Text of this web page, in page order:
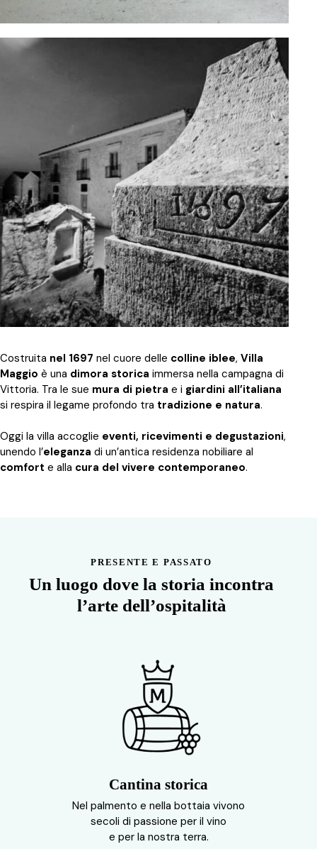
Costruita nel 1697 nel cuore delle colline iblee, Villa
Maggio è una dimora storica immersa nella campagna di
Vittoria. Tra le sue mura di pietra e i giardini all’italiana
si respira il legame profondo tra tradizione e natura.
Oggi la villa accoglie eventi, ricevimenti e degustazioni,
unendo l’eleganza di un’antica residenza nobiliare al
comfort e alla cura del vivere contemporaneo.
PRESENTE E PASSATO
Un luogo dove la storia incontra
l’arte dell’ospitalità
Cantina storica
Nel palmento e nella bottaia vivono
secoli di passione per il vino
e per la nostra terra.